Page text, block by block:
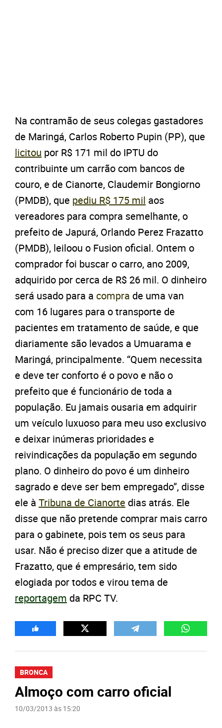
Na contramão de seus colegas gastadores
de Maringá, Carlos Roberto Pupin (PP), que
licitou por R$ 171 mil do IPTU do
contribuinte um carrão com bancos de
couro, e de Cianorte, Claudemir Bongiorno
(PMDB), que pediu R$ 175 mil aos
vereadores para compra semelhante, o
prefeito de Japurá, Orlando Perez Frazatto
(PMDB), leiloou o Fusion oficial. Ontem o
comprador foi buscar o carro, ano 2009,
adquirido por cerca de R$ 26 mil. O dinheiro
será usado para a compra de uma van
com 16 lugares para o transporte de
pacientes em tratamento de saúde, e que
diariamente são levados a Umuarama e
Maringá, principalmente. “Quem necessita
e deve ter conforto é o povo e não o
prefeito que é funcionário de toda a
população. Eu jamais ousaria em adquirir
um veículo luxuoso para meu uso exclusivo
e deixar inúmeras prioridades e
reivindicações da população em segundo
plano. O dinheiro do povo é um dinheiro
sagrado e deve ser bem empregado”, disse
ele à Tribuna de Cianorte dias atrás. Ele
disse que não pretende comprar mais carro
para o gabinete, pois tem os seus para
usar. Não é preciso dizer que a atitude de
Frazatto, que é empresário, tem sido
elogiada por todos e virou tema de
reportagem da RPC TV.
BRONCA
Almoço com carro oficial
10/03/2013 às 15:20